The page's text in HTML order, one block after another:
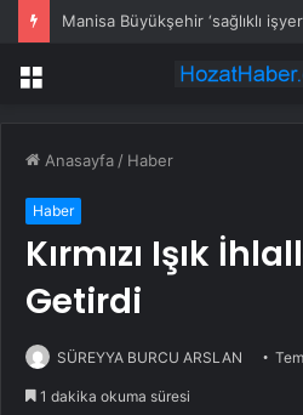
Manisa Büyükşehir ‘sağlıklı
Menü
Anasayfa / Haber
Haber
Kırmızı Işık
Getirdi
SÜREYYA BURCU ARSLAN
1 dakika okuma süresi